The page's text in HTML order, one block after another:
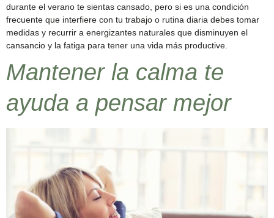
durante el verano te sientas cansado, pero si es una condición
frecuente que interfiere con tu trabajo o rutina diaria debes tomar
medidas y recurrir a energizantes naturales que disminuyen el
cansancio y la fatiga para tener una vida más productive.
Mantener la calma te
ayuda a pensar mejor